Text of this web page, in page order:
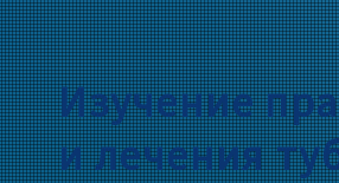
Изучение
и лечения